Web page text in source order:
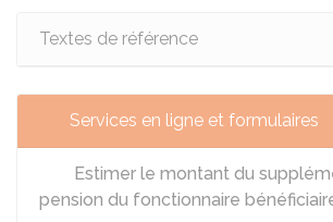
Textes de référence
Services en ligne et formulaires
Estimer le montant du
pension du fonctionnaire